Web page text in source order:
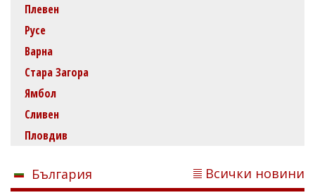
Плевен
Русе
Варна
Стара Загора
Ямбол
Сливен
Пловдив
България Всички новини